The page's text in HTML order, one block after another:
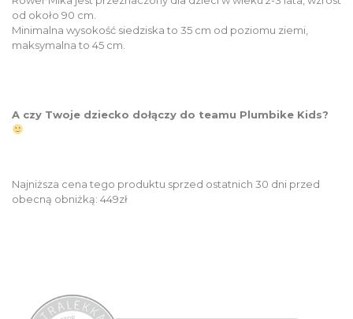
od około 90 cm.
Minimalna wysokość siedziska to 35 cm od poziomu ziemi,
maksymalna to 45 cm.
A czy Twoje dziecko dołączy do teamu Plumbike Kids?
Najniższa cena tego produktu sprzed ostatnich 30 dni przed
obecną obniżką: 449zł